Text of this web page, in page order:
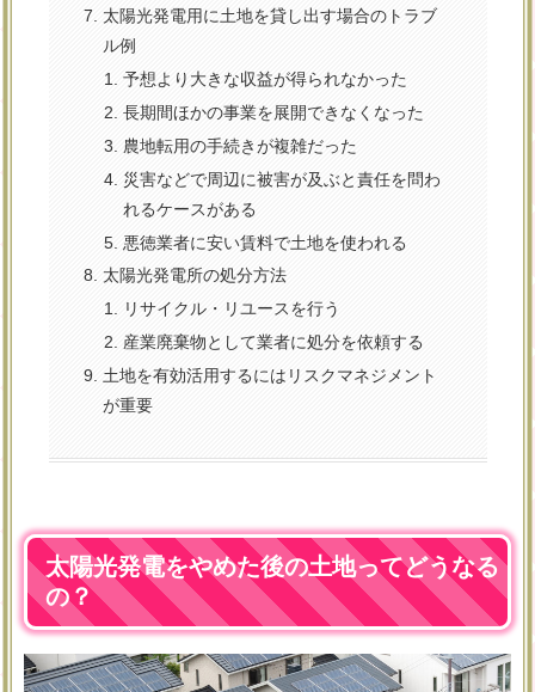
太陽光発電用に土地を貸し出す場合のトラブ
ル例
予想より大きな収益が得られなかった
長期間ほかの事業を展開できなくなった
農地転用の手続きが複雑だった
災害などで周辺に被害が及ぶと責任を問わ
れるケースがある
悪徳業者に安い賃料で土地を使われる
太陽光発電所の処分方法
リサイクル・リユースを行う
産業廃棄物として業者に処分を依頼する
土地を有効活用するにはリスクマネジメント
が重要
太陽光発電をやめた後の土地ってどうなる
の？